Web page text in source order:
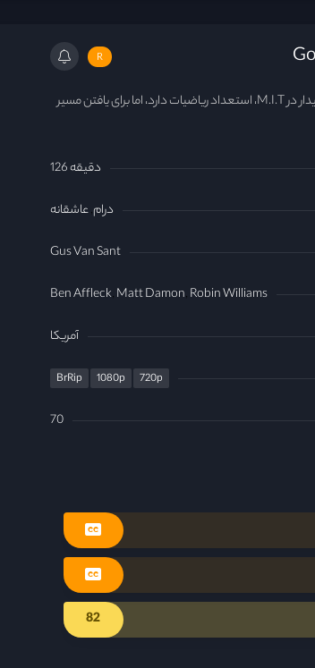
R
ویل هانتینگ، سرایدار در M.I.T، استعداد ریاضیات دارد، اما برای یافتن مسیر
126 دقیقه
درام عاشقانه
Gus Van Sant
Ben Affleck Matt Damon Robin Williams
آمریکا
BrRip 1080p 720p
70
82